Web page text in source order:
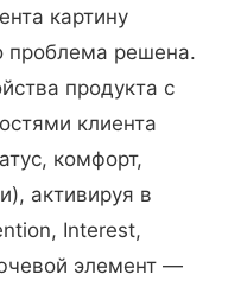
картину
проблема решена.
продукта с
клиента
комфорт,
активируя в
Interest,
элемент —